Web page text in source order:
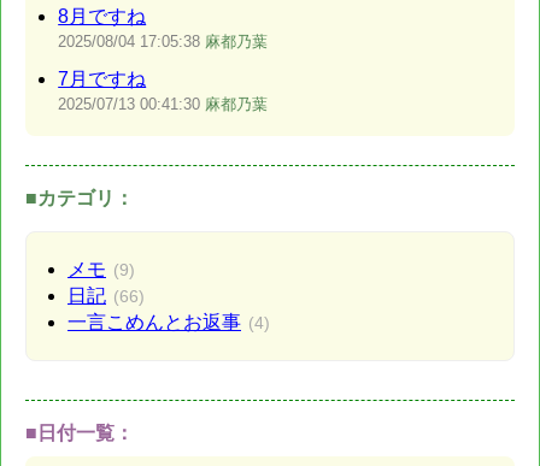
8月ですね
2025/08/04 17:05:38 麻都乃葉
7月ですね
2025/07/13 00:41:30 麻都乃葉
■カテゴリ：
メモ (9)
日記 (66)
一言こめんとお返事 (4)
■日付一覧：